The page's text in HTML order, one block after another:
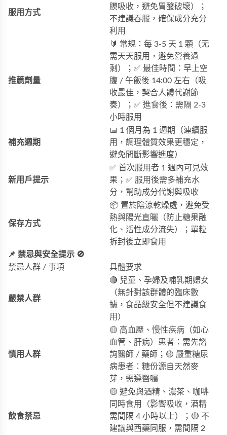
服用方式
膜吸收，避免胃酸破壞）；
不建議吞服，確保成分充分
利用
推薦劑量
🔰 常規：每 3-5 天 1 顆（无
需天天服用，避免營養過
剩）；✅ 最佳時間：早上空
腹 / 午飯後 14:00 左右（吸
收最佳，契合人體代謝節
奏）；✅ 進食後：需隔 2-3
小時服用
補充週期
📅 1 個月為 1 週期（連續服
用，調理體質效果更穩定，
避免間斷影響進度）
新用戶提示
✅ 首次服用者 1 週內可見效
果；✅ 服用後需多補充水
分，幫助成分代謝與吸收
保存方式
📦 置於陰涼乾燥處，避免受
熱與陽光直曬（防止糖果融
化、活性成分流失）；單粒
拆封後立即食用
📌 禁忌與安全提示 🚫
禁忌人群 / 事項
具體要求
嚴禁人群
🔴 兒童、孕婦及哺乳期婦女
（無針對該群體的臨床數
據，食品級安全但不建議食
用）
慎用人群
🟡 高血壓、慢性疾病（如心
血管、肝病）患者：需先諮
詢醫師 / 藥師；🟡 嚴重糖尿
病患者：糖份源自天然麥
芽，需遵醫囑
飲食禁忌
🟡 避免與酒精、濃茶、咖啡
同時食用（影響吸收，酒精
需間隔 4 小時以上）；🟡 不
建議與西藥同服，需間隔 2